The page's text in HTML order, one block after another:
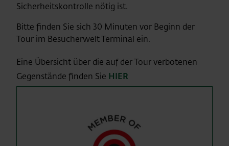
Sicherheitskontrolle nötig ist.
Bitte finden Sie sich 30 Minuten vor Beginn der
Tour im Besucherwelt Terminal ein.
Eine Übersicht über die auf der Tour verbotenen
Gegenstände finden Sie HIER